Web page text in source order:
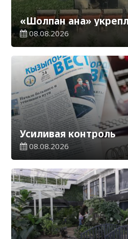
«Шолпан ана»
08.08.2026
Усиливая контроль
08.08.2026